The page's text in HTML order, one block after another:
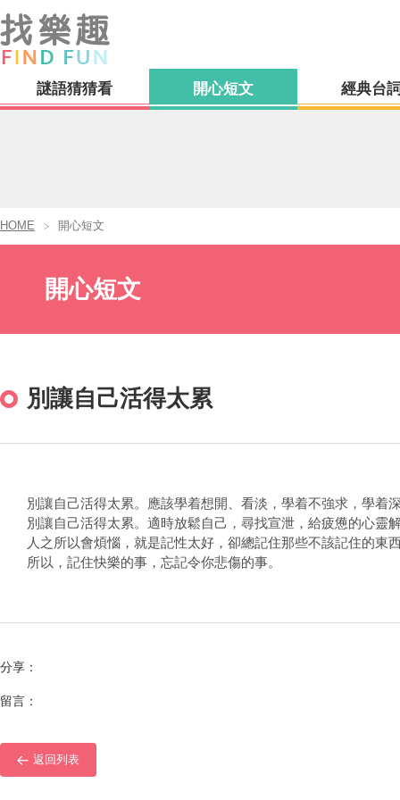
謎語猜猜看 開心短文 經典台
HOME 開心短文
開心短文
別讓自己活得太累
別讓自己活得太累。應該學着想開、看淡，學着不強求，學着
別讓自己活得太累。適時放鬆自己，尋找宣泄，給疲憊的心靈
人之所以會煩惱，就是記性太好，卻總記住那些不該記住的東
所以，記住快樂的事，忘記令你悲傷的事。
分享：
留言：
返回列表